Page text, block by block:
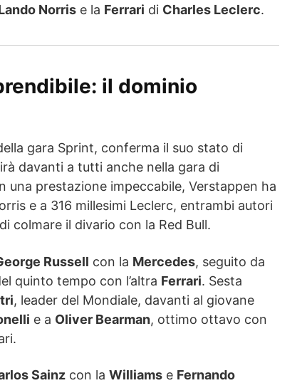
Norris e la Ferrari di Charles Leclerc.
il dominio
gara Sprint, conferma il suo stato di
davanti a tutti anche nella gara di
una prestazione impeccabile, Verstappen ha
e a 316 millesimi Leclerc, entrambi autori
colmare il divario con la Red Bull.
Russell con la Mercedes, seguito da
quinto tempo con l’altra Ferrari. Sesta
, leader del Mondiale, davanti al giovane
e a Oliver Bearman, ottimo ottavo con
Sainz con la Williams e Fernando